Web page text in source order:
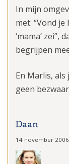
In mijn
met: “Vond
‘mama’ zei”,
begrijpen
En Marlis,
geen
Daan
14 november